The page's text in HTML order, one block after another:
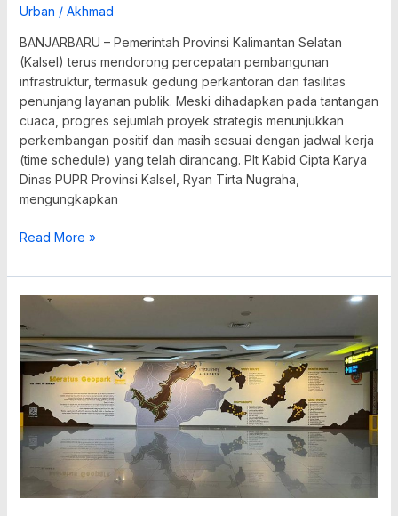
Urban / Akhmad
BANJARBARU – Pemerintah Provinsi Kalimantan Selatan
(Kalsel) terus mendorong percepatan pembangunan
infrastruktur, termasuk gedung perkantoran dan fasilitas
penunjang layanan publik. Meski dihadapkan pada tantangan
cuaca, progres sejumlah proyek strategis menunjukkan
perkembangan positif dan masih sesuai dengan jadwal kerja
(time schedule) yang telah dirancang. Plt Kabid Cipta Karya
Dinas PUPR Provinsi Kalsel, Ryan Tirta Nugraha,
mengungkapkan
Read More »
PUPR
Kalsel
Percantik
Terminal
Bandara,
Sambut
Wisatawan
dengan
Geopark
Meratus